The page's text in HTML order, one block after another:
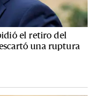
el retiro del
una ruptura